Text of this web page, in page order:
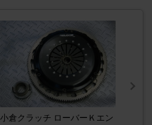
小倉クラッチ ローバーＫエン